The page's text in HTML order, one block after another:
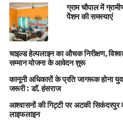
ग्राम चौपाल में
पेंशन की समस्याएं
चाइल्ड हेल्पलाइन का औचक निरीक्षण,
सम्मान योजना के आवेदन शुरू
कानूनी अधिकारों के प्रति जागरूक होना
जरूरी : डॉ. हंसराज
आश्वासनों की गिट्टी पर अटकी सिकंदरपुर
लाइफलाइन